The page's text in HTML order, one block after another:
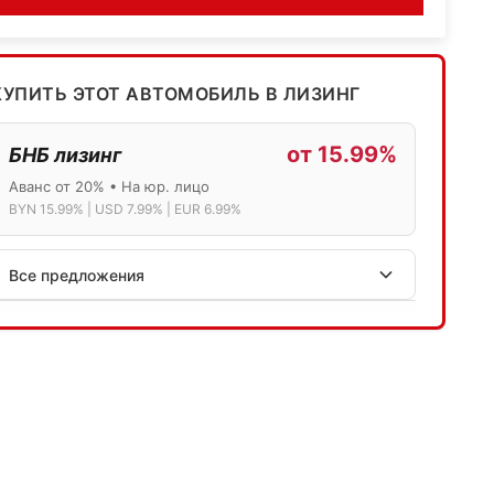
ЭТОТ АВТОМОБИЛЬ В ЛИЗИНГ
БНБ лизинг от 15.99%
Аванс от 20% • На юр. лицо
BYN 15.99% | USD 7.99% | EUR 6.99%
Все предложения
АСБ лизинг